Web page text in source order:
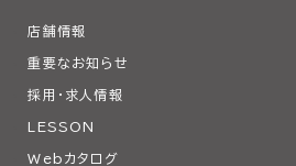
店舗情報
重要なお知らせ
採用・求人情報
LESSON
Webカタログ